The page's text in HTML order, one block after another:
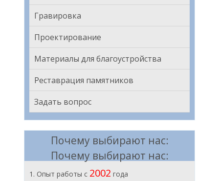
Гравировка
Проектирование
Материалы для благоустройства
Реставрация памятников
Задать вопрос
Почему выбирают нас:
Почему выбирают нас:
1. Опыт работы с 2002 года